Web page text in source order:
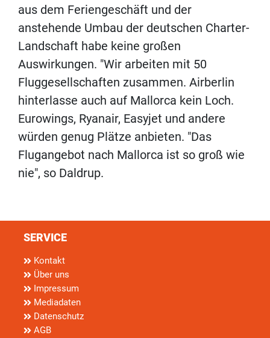
aus dem Feriengeschäft und der
anstehende Umbau der deutschen Charter-
Landschaft habe keine großen
Auswirkungen. "Wir arbeiten mit 50
Fluggesellschaften zusammen. Airberlin
hinterlasse auch auf Mallorca kein Loch.
Eurowings, Ryanair, Easyjet und andere
würden genug Plätze anbieten. "Das
Flugangebot nach Mallorca ist so groß wie
nie", so Daldrup.
SERVICE
Kontakt
Über uns
Impressum
Mediadaten
Datenschutz
AGB